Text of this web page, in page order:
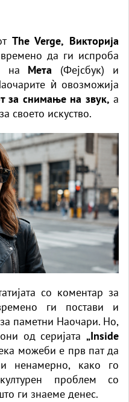
The Verge, Викторија
да ги испроба
на Мета (Фејсбук) и
ѝ овозможија
за снимање на звук, а
своето искуство.
со коментар за
ги постави и
паметни Наочари. Но,
од серијата „Inside
можеби е прв пат да
ненамерно, како го
проблем со
ги знаеме денес.